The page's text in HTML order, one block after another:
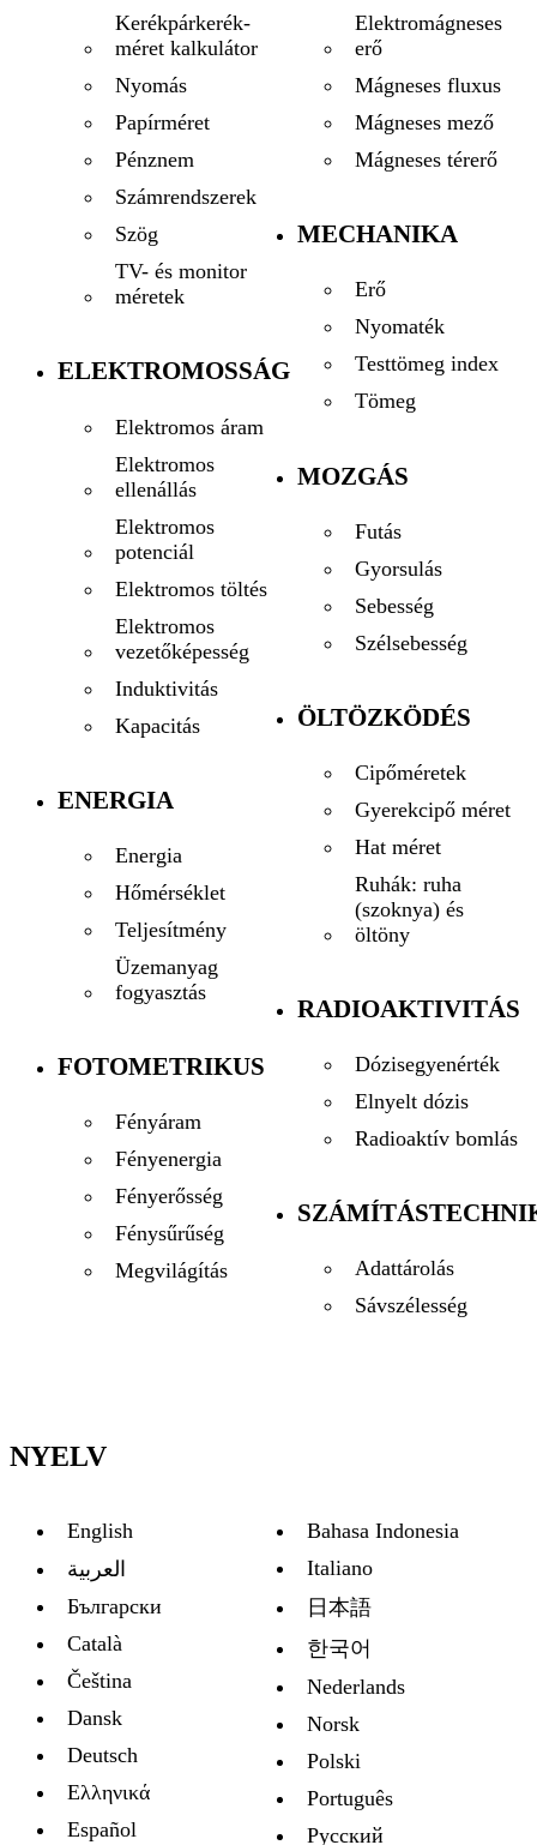
Kerékpárkerék-
méret kalkulátor
Nyomás
Papírméret
Pénznem
Számrendszerek
Szög
TV- és monitor
méretek
ELEKTROMOSSÁG
Elektromos áram
Elektromos
ellenállás
Elektromos
potenciál
Elektromos töltés
Elektromos
vezetőképesség
Induktivitás
Kapacitás
ENERGIA
Energia
Hőmérséklet
Teljesítmény
Üzemanyag
fogyasztás
FOTOMETRIKUS
Fényáram
Fényenergia
Fényerősség
Fénysűrűség
Megvilágítás
Elektromágneses
erő
Mágneses fluxus
Mágneses mező
Mágneses térerő
MECHANIKA
Erő
Nyomaték
Testtömeg index
Tömeg
MOZGÁS
Futás
Gyorsulás
Sebesség
Szélsebesség
ÖLTÖZKÖDÉS
Cipőméretek
Gyerekcipő méret
Hat méret
Ruhák: ruha
(szoknya) és
öltöny
RADIOAKTIVITÁS
Dózisegyenérték
Elnyelt dózis
Radioaktív bomlás
Adattárolás
Sávszélesség
NYELV
English
العربية
Български
Català
Čeština
Dansk
Deutsch
Ελληνικά
Español
Bahasa Indonesia
Italiano
日本語
한국어
Nederlands
Norsk
Polski
Português
Русский